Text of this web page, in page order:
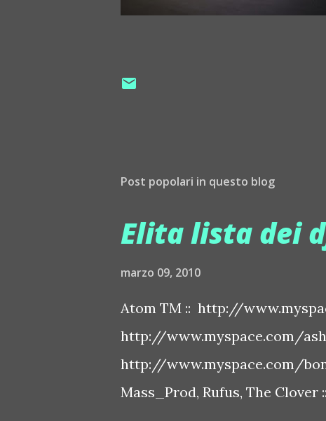
Post popolari in questo blog
Elita lista dei
marzo 09, 2010
Atom TM :: http://
http://www.myspace.com/
http://www.myspace.com/
Mass_Prod, Rufus, The Clover ::